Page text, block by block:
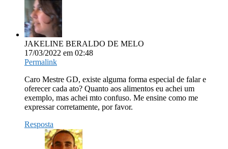
JAKELINE BERALDO DE MELO
17/03/2022 em 02:48
Permalink
Caro Mestre GD, existe alguma forma especial de falar e
oferecer cada ato? Quanto aos alimentos eu achei um
exemplo, mas achei mto confuso. Me ensine como me
expressar corretamente, por favor.
Resposta